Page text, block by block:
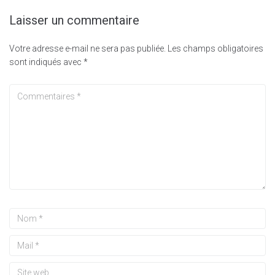
Laisser un commentaire
Votre adresse e-mail ne sera pas publiée.
Les champs obligatoires
sont indiqués avec *